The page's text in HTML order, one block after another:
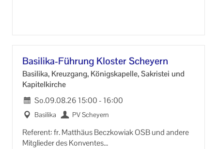
Basilika-​Führung Klos­ter Sche­yern
Ba­si­li­ka, Kreuz­gang, Kö­nigs­ka­pel­le, Sa­kris­tei und
Ka­pi­tel­kir­che
So.09.08.26 15:00- 16:00
Ba­si­li­ka PV Sche­yern
Re­fe­rent: fr. Mat­thä­us Be­cz­ko­wi­ak OSB und an­de­re
Mit­glie­der des Kon­ven­tes